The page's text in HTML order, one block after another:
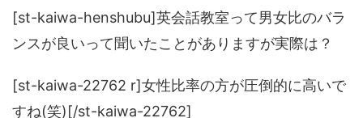
[st-kaiwa-henshubu]英会話教室って男女比のバラ
ンスが良いって聞いたことがありますが実際は？
[st-kaiwa-22762 r]女性比率の方が圧倒的に高いで
すね(笑)[/st-kaiwa-22762]